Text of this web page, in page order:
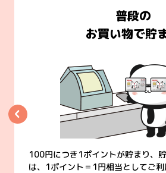
普段の
お買い物で貯
100円につき1ポイントが貯まり、
は、1ポイント＝1円相当としてご利